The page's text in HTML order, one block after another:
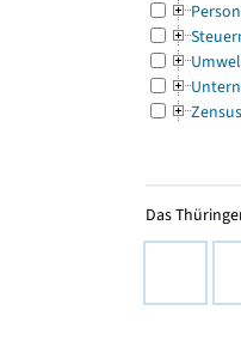
Zensus
Das